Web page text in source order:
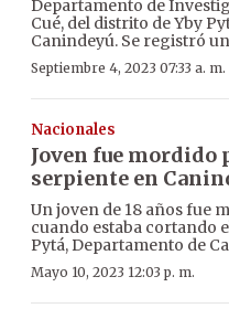
Departamento de
Cué, del distrito de Yby
Canindeyú. Se registró
Septiembre 4, 2023 07:33 a. m.
Nacionales
Joven fue mordido
serpiente en
Un joven de 18 años fue
cuando estaba cortando
Pytá, Departamento de
Mayo 10, 2023 12:03 p. m.